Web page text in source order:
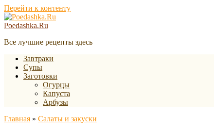
Перейти к контенту
Poedashka.Ru
Все лучшие рецепты здесь
Завтраки
Супы
Заготовки
Огурцы
Капуста
Арбузы
Главная » Салаты и закуски